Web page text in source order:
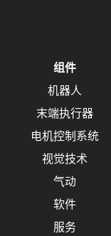
组件
机器人
末端执行器
电机控制系统
视觉技术
气动
软件
服务